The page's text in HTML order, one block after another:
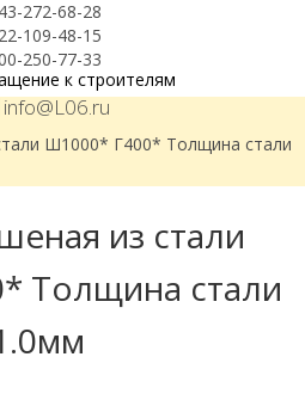
272-68-28
109-48-15
250-77-33
info@L06.ru
к строителям
Ш1000* Г400* Толщина стали
из стали
Толщина стали